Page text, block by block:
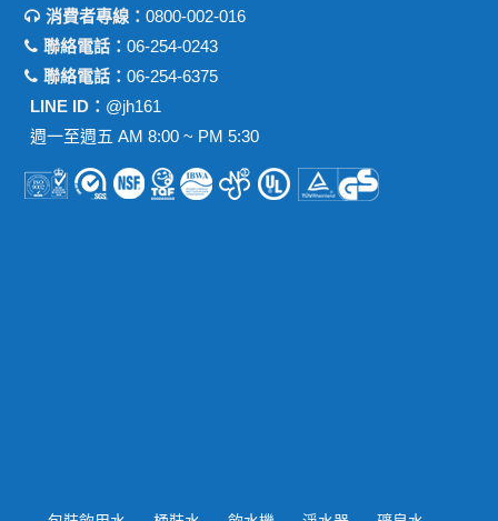
消費者專線：0800-002-016
聯絡電話：06-254-0243
聯絡電話：06-254-6375
LINE ID： @jh161
週一至週五 AM 8:00 ~ PM 5:30